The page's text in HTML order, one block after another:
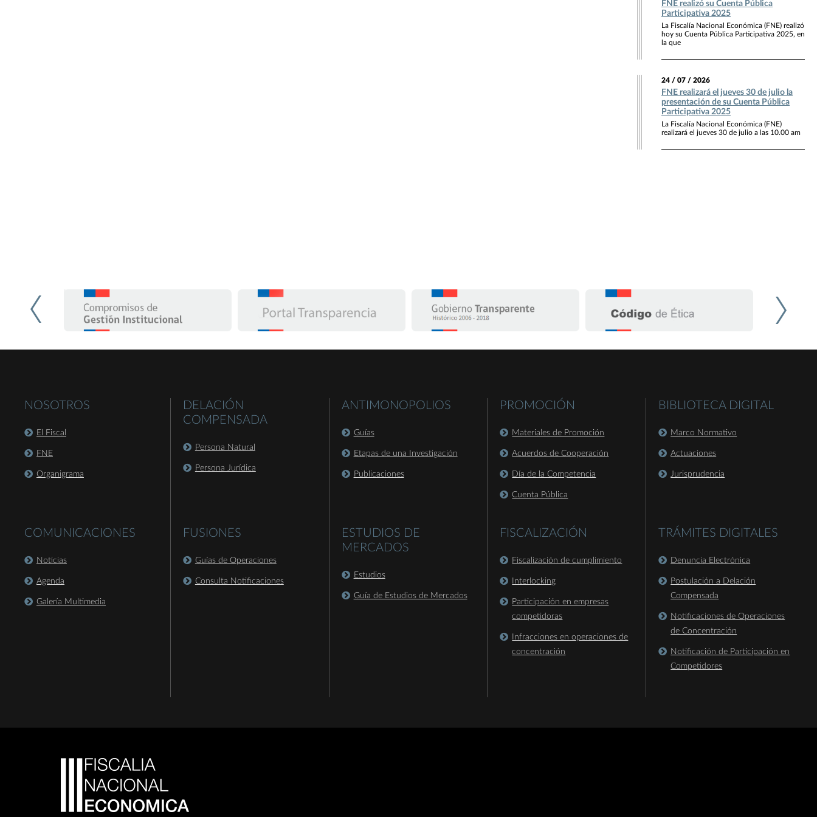
FNE realizó su Cuenta Pública
Participativa 2025
La Fiscalía Nacional Económica (FNE) realizó
hoy su Cuenta Pública Participativa 2025, en
la que
24 / 07 / 2026
FNE realizará el jueves 30 de julio la
presentación de su Cuenta Pública
Participativa 2025
La Fiscalía Nacional Económica (FNE)
realizará el jueves 30 de julio a las 10.00 am
NOSOTROS
El Fiscal
FNE
Organigrama
COMUNICACIONES
Noticias
Agenda
Galería Multimedia
DELACIÓN
COMPENSADA
Persona Natural
Persona Jurídica
FUSIONES
Guías de Operaciones
Consulta Notificaciones
ANTIMONOPOLIOS
Guías
Etapas de una Investigación
Publicaciones
ESTUDIOS DE
MERCADOS
Estudios
Guía de Estudios de Mercados
PROMOCIÓN
Materiales de Promoción
Acuerdos de Cooperación
Día de la Competencia
Cuenta Pública
FISCALIZACIÓN
Fiscalización de cumplimiento
Interlocking
Participación en empresas
competidoras
Infracciones en operaciones de
concentración
BIBLIOTECA DIGITAL
Marco Normativo
Actuaciones
Jurisprudencia
TRÁMITES DIGITALES
Denuncia Electrónica
Postulación a Delación
Compensada
Notificaciones de Operaciones
de Concentración
Notificación de Participación en
Competidores